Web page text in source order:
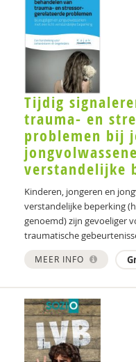
Bas Levering
Eleanor Longden
Carla van Loon
Liselotte van Loon
Rokus Loopik
Liesbeth Mevissen
Joanneke van der
Fiona NG
Sveva van
Morwenna
Vanessa Olivier-
Jeannette Ooink
Conny van
Tijdig
trauma- en
problemen bij
verstandelijke
Kinderen, jongeren en
verstandelijke beperking
genoemd) zijn gevoeliger
traumatische
MEER INFO